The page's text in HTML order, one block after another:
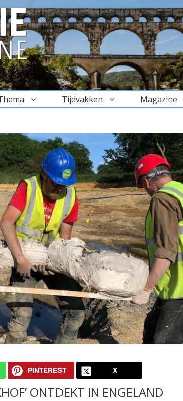
Tijdvakken Magazine
PINTEREST X
ONTDEKT IN ENGELAND